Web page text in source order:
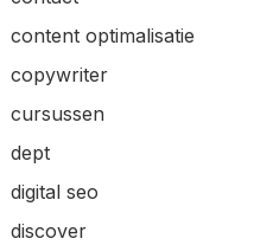
content optimalisatie
copywriter
cursussen
dept
digital seo
discover